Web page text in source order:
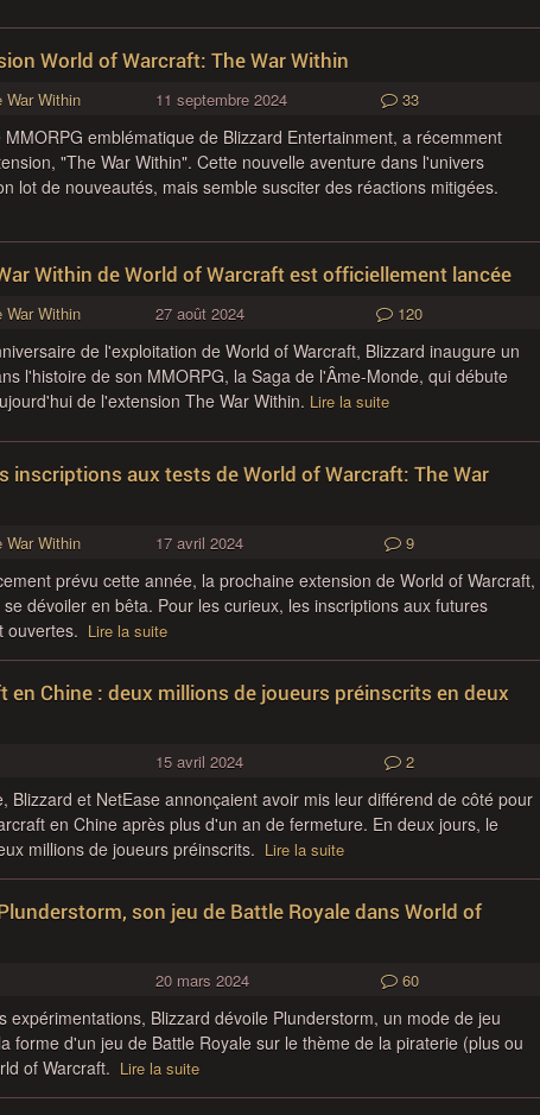
World of Warcraft: The War Within
War Within 11 septembre 2024 33
emblématique de Blizzard Entertainment, a récemment
"The War Within". Cette nouvelle aventure dans l'univers
lot de nouveautés, mais semble susciter des réactions mitigées.
Within de World of Warcraft est officiellement lancée
War Within 27 août 2024 120
de l'exploitation de World of Warcraft, Blizzard inaugure un
l'histoire de son MMORPG, la Saga de l'Âme-Monde, qui débute
de l'extension The War Within. Lire la suite
inscriptions aux tests de World of Warcraft: The War
War Within 17 avril 2024 9
prévu cette année, la prochaine extension de World of Warcraft,
dévoiler en bêta. Pour les curieux, les inscriptions aux futures
ouvertes. Lire la suite
en Chine : deux millions de joueurs préinscrits en deux
15 avril 2024 2
Blizzard et NetEase annonçaient avoir mis leur différend de côté pour
en Chine après plus d'un an de fermeture. En deux jours, le
millions de joueurs préinscrits. Lire la suite
son jeu de Battle Royale dans World of
20 mars 2024 60
expérimentations, Blizzard dévoile Plunderstorm, un mode de jeu
forme d'un jeu de Battle Royale sur le thème de la piraterie (plus ou
of Warcraft. Lire la suite